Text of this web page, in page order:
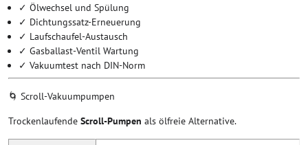
✓ Ölwechsel und Spülung
✓ Dichtungssatz-Erneuerung
✓ Laufschaufel-Austausch
✓ Gasballast-Ventil Wartung
✓ Vakuumtest nach DIN-Norm
🌀 Scroll-Vakuumpumpen
Trockenlaufende Scroll-Pumpen als ölfreie Alternative.